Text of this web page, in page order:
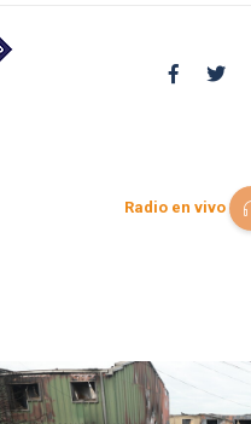
Radio en vivo